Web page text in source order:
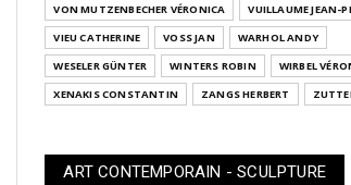
VON MUTZENBECHER VÉRONICA
VUILLAUME JEAN-
VIEU CATHERINE
VOSS JAN
WARHOL ANDY
WESELER GÜNTER
WINTERS ROBIN
WIRBEL
XENAKIS CONSTANTIN
ZANGS HERBERT
ART CONTEMPORAIN - SCULPTURE